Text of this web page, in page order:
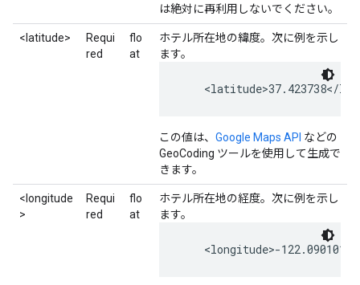
は絶対に再利用しないでください。
<latitude>
Requi
red
flo
at
ホテル所在地の緯度。次に例を示し
ます。
<latitude>37.423738</
この値は、 Google Maps API などの
GeoCoding ツールを使用して生成で
きます。
<longitude
>
Requi
red
flo
at
ホテル所在地の経度。次に例を示し
ます。
<longitude>-